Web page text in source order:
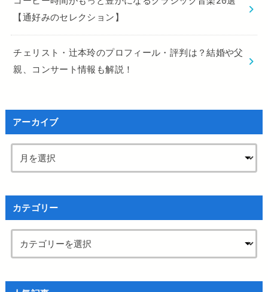
【通好みのセレクション】
チェリスト・辻本玲のプロフィール・評判は？結婚や父
親、コンサート情報も解説！
アーカイブ
カテゴリー